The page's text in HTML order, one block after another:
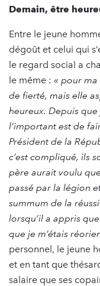
Demain, être
Entre le jeune
dégoût et celui qui
le regard social a
le même : « pour ma
de fierté, mais elle
heureux. Depuis
l’important est de
Président de la
c’est compliqué, ils
père aurait voulu
passé par la légion
summum de la
lorsqu’il a appris
que je m’étais
personnel, le jeune
et en tant que
salaire que ses